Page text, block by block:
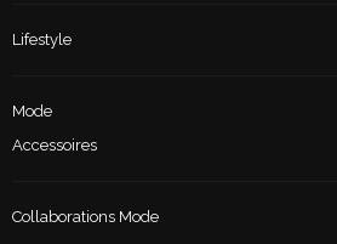
Lifestyle
Mode
Accessoires
Collaborations Mode